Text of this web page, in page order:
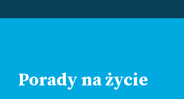
Porady na życie